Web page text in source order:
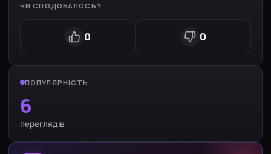
ЧИ СПОДОБАЛОСЬ?
0 0
ПОПУЛЯРНІСТЬ
6
переглядів